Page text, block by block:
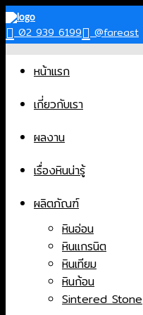
Skip
to
content
02 939 6199 @fareast
หน้าแรก
เกี่ยวกับเรา
ผลงาน
เรื่องหินน่ารู้
ผลิตภัณฑ์
หินอ่อน
หินแกรนิต
หินเทียม
หินก้อน
Sintered Stone